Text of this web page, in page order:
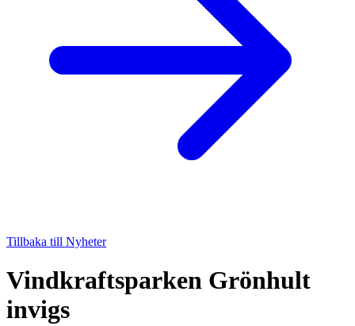
Tillbaka till Nyheter
Vindkraftsparken Grönhult
invigs